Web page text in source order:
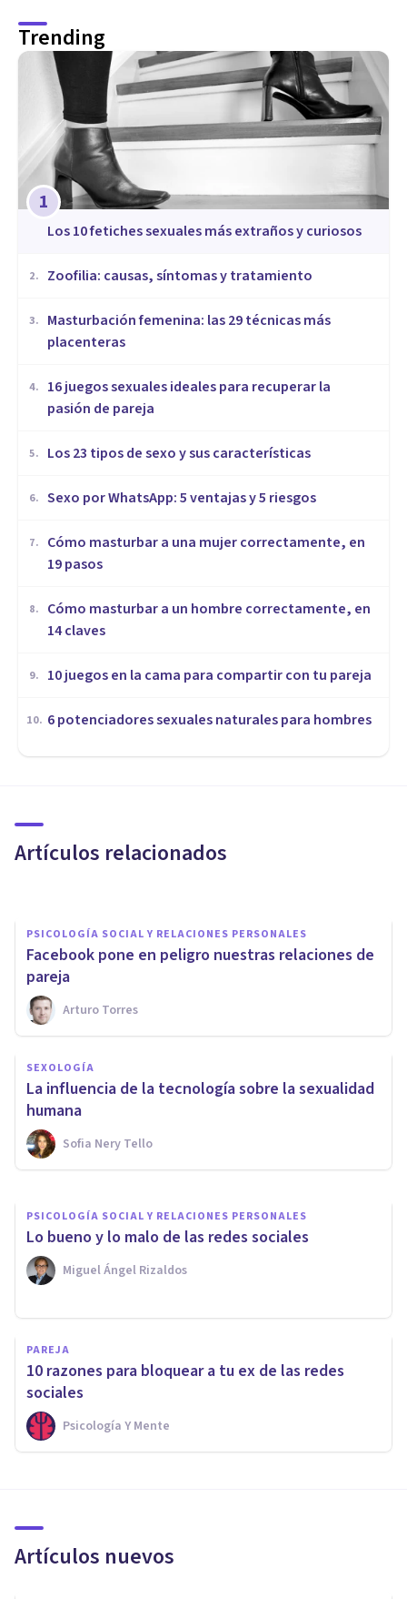
Trending
1
​Los 10 fetiches sexuales más extraños y curiosos
2. Zoofilia: causas, síntomas y tratamiento
3.
Masturbación femenina: las 29 técnicas más
placenteras
4.
16 juegos sexuales ideales para recuperar la
pasión de pareja
5. Los 23 tipos de sexo y sus características
6. Sexo por WhatsApp: 5 ventajas y 5 riesgos
7.
Cómo masturbar a una mujer correctamente, en
19 pasos
8.
Cómo masturbar a un hombre correctamente, en
14 claves
9. 10 juegos en la cama para compartir con tu pareja
10. ​6 potenciadores sexuales naturales para hombres
Artículos relacionados
y 5 riesgos
PSICOLOGÍA SOCIAL Y RELACIONES PERSONALES
Facebook pone en peligro nuestras relaciones de
pareja
Arturo Torres
SEXOLOGÍA
La influencia de la tecnología sobre la sexualidad
humana
Sofia Nery Tello
Infidelidad digital: un nuevo
foco de conflictos de pareja
Arturo Torres
PSICOLOGÍA SOCIAL Y RELACIONES PERSONALES
Lo bueno y lo malo de las redes sociales
Miguel Ángel Rizaldos
PAREJA
10 razones para bloquear a tu ex de las redes
sociales
Psicología Y Mente
Artículos nuevos